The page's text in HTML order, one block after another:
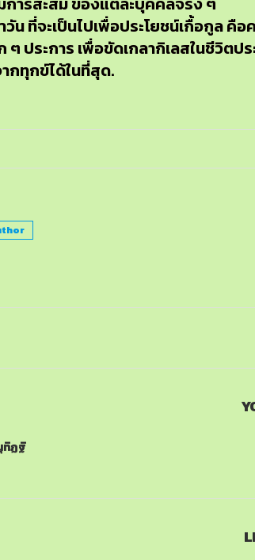
น ที่จะเป็นไปเพื่อประโยชน์เกื้อกูล
ประการ เพื่อขัดเกลากิเลสในชีวิตป
กทุกข์ได้ในที่สุด.
ทิฏฐิ